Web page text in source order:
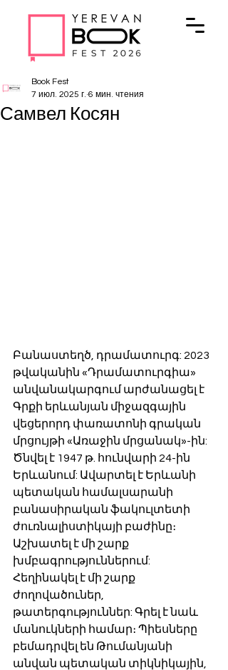
Самвел Косян
Book Fest
7 июл. 2025 г. 6 мин. чтения
Բանաստեղծ, դրամատուրգ: 2023
թվականին «Դրամատուրգիա»
անվանակարգում արժանացել է
Գրքի երևանյան միջազգային
վեցերորդ փառատոնի գրական
մրցույթի «Առաջին մրցանակ»-ին:
Ծնվել է 1947 թ. հունվարի 24-ին
Երևանում: Ավարտել է Երևանի
պետական համալսարանի
բանասիրական ֆակուլտետի
ժուռնալիստիկայի բաժինը։
Աշխատել է մի շարք
խմբագրություններում:
Հեղինակել է մի շարք
ժողովածուներ,
թատերգություններ: Գրել է նաև
մանուկների համար։ Պիեսները
բեմադրվել են Թումանյանի
անվան պետական տիկնիկային,